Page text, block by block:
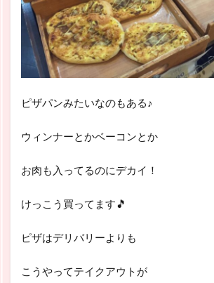
ピザパンみたいなのもある♪
ウィンナーとかベーコンとか
お肉も入ってるのにデカイ！
けっこう買ってます🎵
ピザはデリバリーよりも
こうやってテイクアウトが